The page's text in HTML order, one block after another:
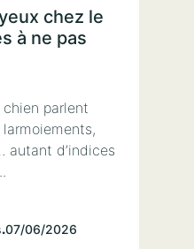
chez le
à ne pas
parlent
larmoiements,
autant d’indices
.07/06/2026